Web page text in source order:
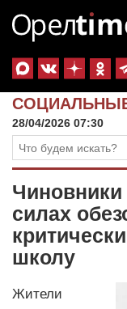
28/04/2026 07:30
силах
школу
Жители